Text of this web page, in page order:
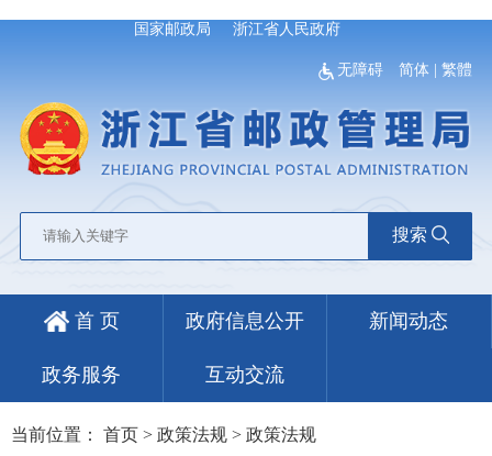
国家邮政局 浙江省人民政府
无障碍 简体 |繁體
搜索
首 页 政府信息公开 新闻动态
政务服务 互动交流
当前位置： 首页 > 政策法规 > 政策法规